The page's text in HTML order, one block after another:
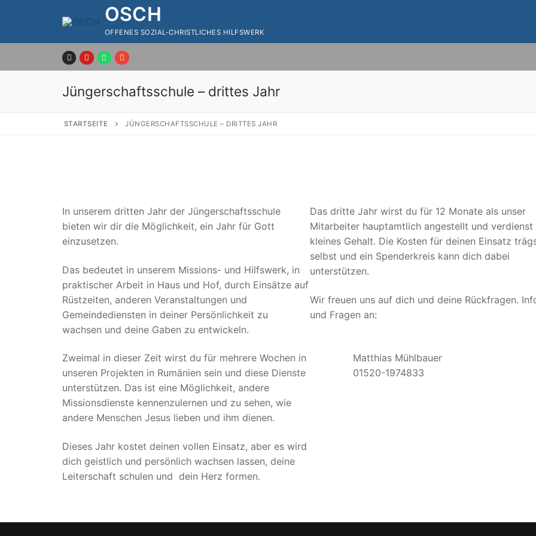
OSCH
OFFENES SOZIAL-CHRISTLICHES HILFSWERK
Jüngerschaftsschule – drittes Jahr
STARTSEITE JÜNGERSCHAFTSSCHULE – DRITTES JAHR
In unserem dritten Jahr der Jüngerschaftsschule
bieten wir dir die Möglichkeit, ein Jahr für Gott
einzusetzen.
Das bedeutet in unserem Missions- und Hilfswerk, in
praktischer Arbeit in Haus und Hof, durch Einsätze auf
Rüstzeiten, anderen Veranstaltungen und
Gemeindediensten in deiner Persönlichkeit zu
wachsen und deine Gaben zu entwickeln.
Zweimal in dieser Zeit wirst du für mehrere Wochen in
unseren Projekten in Rumänien sein und diese Dienste
unterstützen. Das ist eine Möglichkeit, andere
Missionsdienste kennenzulernen und zu sehen, wie
andere Menschen Jesus lieben und ihm dienen.
Dieses Jahr kostet deinen vollen Einsatz, aber es wird
dich geistlich und persönlich wachsen lassen, deine
Leiterschaft schulen und dein Herz formen.
Das dritte Jahr wirst du für 12 Monate als unser
Mitarbeiter hauptamtlich angestellt und verdienst
kleines Gehalt. Die Kosten für deinen Einsatz
selbst und ein Spenderkreis kann dich dabei
unterstützen.
Wir freuen uns auf dich und deine Rückfragen.
und Fragen an:
Matthias Mühlbauer
01520-1974833